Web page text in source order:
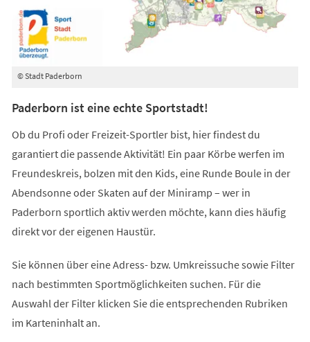
© Stadt Paderborn
Paderborn ist eine echte Sportstadt!
Ob du Profi oder Freizeit-Sportler bist, hier findest du
garantiert die passende Aktivität! Ein paar Körbe werfen im
Freundeskreis, bolzen mit den Kids, eine Runde Boule in der
Abendsonne oder Skaten auf der Miniramp – wer in
Paderborn sportlich aktiv werden möchte, kann dies häufig
direkt vor der eigenen Haustür.
Sie können über eine Adress- bzw. Umkreissuche sowie Filter
nach bestimmten Sportmöglichkeiten suchen. Für die
Auswahl der Filter klicken Sie die entsprechenden Rubriken
im Karteninhalt an.